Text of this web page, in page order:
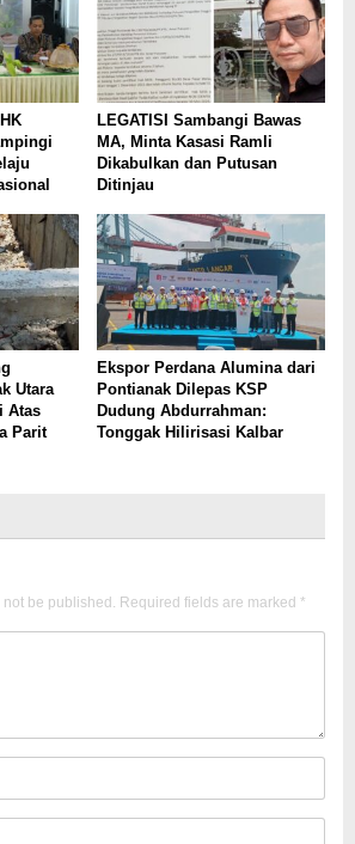
LEGATISI Sambangi Bawas
MA, Minta Kasasi Ramli
Dikabulkan dan Putusan
Ditinjau
Utara
Atas
Parit
Ekspor Perdana Alumina dari
Pontianak Dilepas KSP
Dudung Abdurrahman:
Tonggak Hilirisasi Kalbar
be published. Required fields are marked *